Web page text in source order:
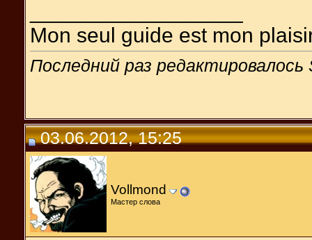
Mon seul guide est mon
Последний раз
03.06.2012, 15:25
Vollmond
Мастер слова